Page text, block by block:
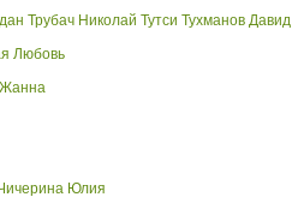
Трубач Николай Тутси Тухманов Давид
Любовь
Юлия